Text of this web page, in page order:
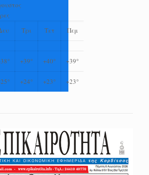
Τρι Τετ Πεμ
38° +39° +40° +39°
25° +24° +23° +23°